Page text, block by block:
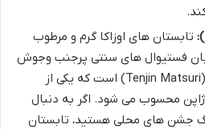
تابستان های اوزاکا گرم و مرطوب
فستیوال های سنتی پرجنب وجوش
مانند تنجین ماتسوری (Tenjin Matsuri) است که یکی از
ژاپن محسوب می شود. اگر به دنبال
جشن های محلی هستید، تابستان